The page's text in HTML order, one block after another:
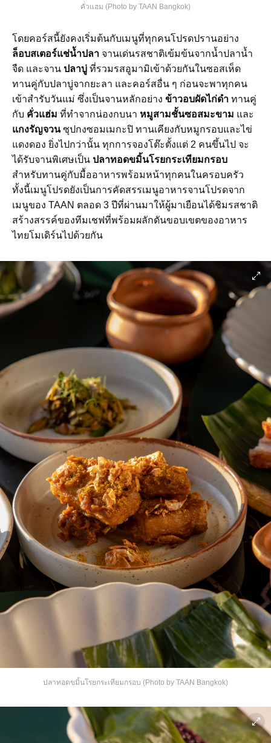
คั่วแฮม (Photo by TAAN Bangkok)
โดยคอร์สนี้ยังคงเริ่มต้นกับเมนูที่ทุกคนโปรดปรานอย่าง
ล็อบสเตอร์แช่น้ำปลา จานเด่นรสชาติเข้มข้นจากน้ำปลาน้ำ
จืด และจาน ปลาบู่ ที่รวมรสอูมามิเข้าด้วยกันในซอสเห็ด
ทานคู่กับปลาบู่จากยะลา และคอร์สอื่น ๆ ก่อนจะพาทุกคน
เข้าสำรับวันแม่ ซึ่งเป็นจานหลักอย่าง ข้าวอบผัดไก่ดำ ทานคู่
กับ คั่วแฮ่ม ที่ทำจากน่องกบนา หมูสามชั้นซอสมะขาม และ
แกงรัญจวนซุปกงซอมเมกะปิ ทานเคียงกับหมูกรอบและไข่
แดงดอง ยิ่งไปกว่านั้น ทุกการจองโต๊ะตั้งแต่ 2 คนขึ้นไป จะ
ได้รับจานพิเศษเป็น ปลาทอดขมิ้นโรยกระเทียมกรอบ
สำหรับทานคู่กับมื้ออาหารพร้อมหน้าทุกคนในครอบครัว
ทั้งนี้เมนูโปรดยังเป็นการคัดสรรเมนูอาหารจานโปรดจาก
เมนูของ TAAN ตลอด 3 ปีที่ผ่านมาให้ผู้มาเยือนได้ชิมรสชาติ
สร้างสรรค์ของทีมเชฟที่พร้อมผลักดันขอบเขตของอาหาร
ไทยโมเดิร์นไปด้วยกัน
ปลาทอดขมิ้นโรยกระเทียมกรอบ (Photo by TAAN Bangkok)